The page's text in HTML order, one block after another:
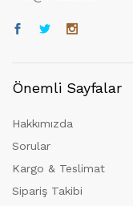
Önemli Sayfalar
Hakkımızda
Sorular
Kargo & Teslimat
Sipariş Takibi